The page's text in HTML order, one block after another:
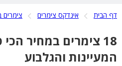
דף הבית אינדקס צימרים
18 צימרים במחיר
המעיינות והגלבוע